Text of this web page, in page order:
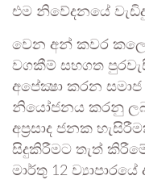
එම නිවේදනයේ
වෙන අන් කවර
වගකීම් සහගත
අපේක්‍ෂා කරන
නියෝජනය කරනු
අප්‍රසාද ජනක
සිදුකිරීමට තැත්
මාර්තු 12